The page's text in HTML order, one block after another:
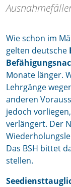
Wie schon im
gelten deutsche
Monate länger.
Lehrgänge
anderen
jedoch
verlängert. Der
Das BSH bittet
stellen.